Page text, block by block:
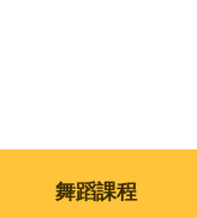
舞蹈課程